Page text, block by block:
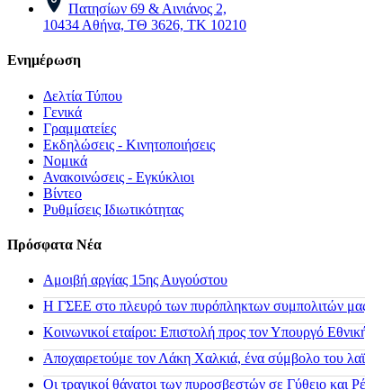
Πατησίων 69 & Αινιάνος 2,
10434 Αθήνα, ΤΘ 3626, ΤΚ 10210
Ενημέρωση
Δελτία Τύπου
Γενικά
Γραμματείες
Εκδηλώσεις - Κινητοποιήσεις
Νομικά
Ανακοινώσεις - Εγκύκλιοι
Βίντεο
Ρυθμίσεις Ιδιωτικότητας
Πρόσφατα Νέα
Αμοιβή αργίας 15ης Αυγούστου
H ΓΣΕΕ στο πλευρό των πυρόπληκτων συμπολιτών
Κοινωνικοί εταίροι: Επιστολή προς τον Υπουργό
Αποχαιρετούμε τον Λάκη Χαλκιά, ένα σύμβολο του
Οι τραγικοί θάνατοι των πυροσβεστών σε Γύθειο και